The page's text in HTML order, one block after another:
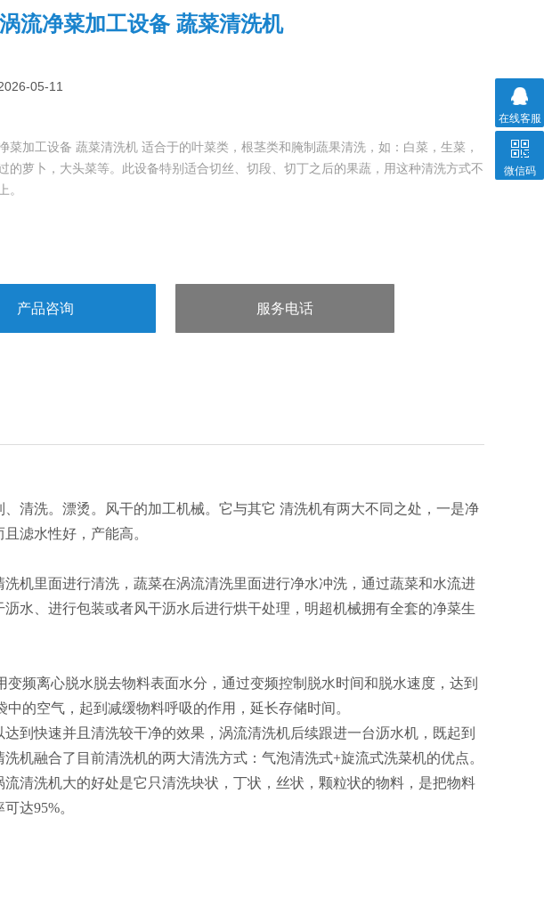
流净菜加工设备 蔬菜清洗机
05-11
菜加工设备 蔬菜清洗机 适合于的叶菜类，根茎类和腌制蔬果清洗，如：白菜，生菜，
的萝卜，大头菜等。此设备特别适合切丝、切段、切丁之后的果蔬，用这种清洗方式不
。
产品咨询 服务电话
清洗。漂烫。风干的加工机械。它与其它 清洗机有两大不同之处，一是净
滤水性好，产能高。
里面进行清洗，蔬菜在涡流清洗里面进行净水冲洗，通过蔬菜和水流进
水、进行包装或者风干沥水后进行烘干处理，明超机械拥有全套的净菜生
频离心脱水脱去物料表面水分，通过变频控制脱水时间和脱水速度，达到
的空气，起到减缓物料呼吸的作用，延长存储时间。
快速并且清洗较干净的效果，涡流清洗机后续跟进一台沥水机，既起到
机融合了目前清洗机的两大清洗方式：气泡清洗式+旋流式洗菜机的优点。
清洗机大的好处是它只清洗块状，丁状，丝状，颗粒状的物料，是把物料
达95%。
在线客服
微信码